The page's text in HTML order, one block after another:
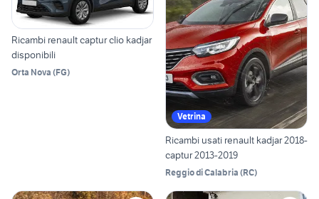
Ricambi renault captur clio kadjar
disponibili
Orta Nova (FG)
Vetrina
Ricambi usati renault kadjar 2018-
captur 2013-2019
Reggio di Calabria (RC)